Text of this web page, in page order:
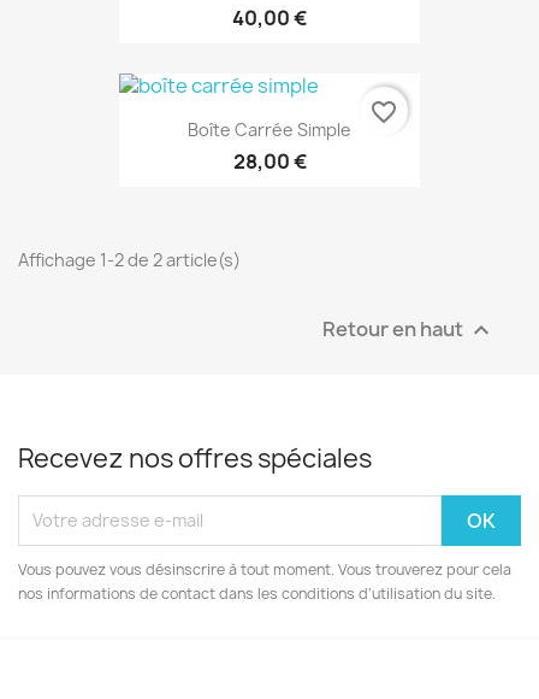
40,00 €
Boîte Carrée Simple
28,00 €
favorite_border
Affichage 1-2 de 2 article(s)
Retour en haut 
Recevez nos offres spéciales
Vous pouvez vous désinscrire à tout moment. Vous trouverez pour cela
nos informations de contact dans les conditions d'utilisation du site.